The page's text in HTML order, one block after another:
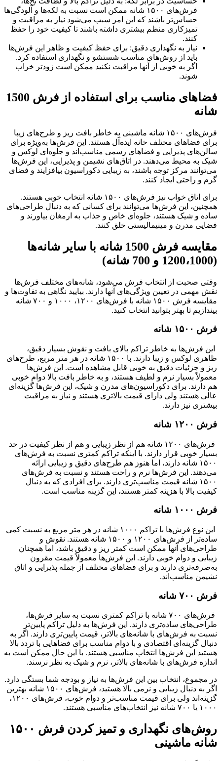
فرش‌های ۱۵۰۰ شانه ممکن است نسبت به لکه‌ها و آلودگی‌ها
حساس‌تر باشند که این امر سبب می‌شود نیاز به مراقبت و
تمیزکاری منظم بیشتری داشته باشند تا کیفیت خود را حفظ
کنند.
نیاز به نگهداری دقیق: برای حفظ کیفیت و ظاهر این فرش‌ها
باید از روش‌های مناسب شستشو و نگهداری استفاده کرد.
اگر به خوبی از آنها مراقبت نکنید ممکن است زودتر خراب
شوند.
فضاهای مناسب برای استفاده از فرش 1500
شانه
فرش‌های ۱۵۰۰ شانه ماشینی به خاطر بافت ریز و طرح‌های زیبا
برای فضاهای مختلف خانه ایده‌آل هستند. این فرش‌ها به‌ویژه برای
سالن‌های پذیرایی و فضاهای رسمی مناسب‌اند و جلوه‌ای لوکس و
شیک به محیط می‌دهند. در اتاق‌های نشیمن و پذیرایی، این فرش‌ها
می‌توانند مرکز توجه باشند، به زیبایی دکوراسیون بیافزایند و فضای
گرم و راحتی ایجاد کنند.
برای اتاق خواب نیز فرش‌های ۱۵۰۰ شانه انتخاب خوبی هستند.
همچنین، این فرش‌ها می‌توانند برای کسانی که به دنبال طراحی‌های
ساده و شیک هستند، جلوه‌ای خاص و جذاب به ارمغان بیاورند و
فضایی مدرن و مینیمالیستی خلق کنند.
مقایسه فرش 1500 شانه با سایر شانه‌ها
(1200،1000 و 700 شانه)
وقتی صحبت از انتخاب فرش می‌شود، شانه‌های مختلف فرش‌ها
نقش مهمی در تعیین ویژگی‌های آنها دارند. بیایید نگاهی به تفاوت‌ها و
مقایسه فرش ۱۵۰۰ شانه با فرش‌های ۱۲۰۰، ۱۰۰۰ و ۷۰۰ شانه
بیندازیم تا بهتر بتوانید انتخاب کنید.
فرش ۱۵۰۰ شانه
این فرش‌ها به خاطر تراکم بالای بافت و نقوش بسیار دقیق،
ظاهری لوکس و زیبا دارند. با ۱۵۰۰ شانه در هر متر مربع، طرح‌های
ریز و جزئیات دقیق به خوبی قابل مشاهده است. این فرش‌ها
معمولاً بسیار نرم و لطیف هستند، و به خاطر بافت بالا دوام خوبی
هم دارند. برای دکوراسیون‌های مدرن و شیک، این فرش‌ها گزینه‌ای
عالی هستند ولی دارای قیمت بالاتری هستند و نیاز به مراقبت
بیشتری نیز دارند.
فرش ۱۲۰۰ شانه
فرش‌های ۱۲۰۰ شانه هم از نظر زیبایی و هم از نظر کیفیت در حد
بسیار خوبی قرار دارند. با اینکه تراکم کمتری نسبت به فرش‌های
۱۵۰۰ شانه دارند، اما هنوز هم طرح‌های دقیق و زیبایی ارائه
می‌دهند. این فرش‌ها نرم و راحت هستند و نسبت به فرش‌های
۱۵۰۰ شانه قیمت مناسب‌تری دارند. برای افرادی که به دنبال
کیفیت بالا با هزینه کمتر هستند، این گزینه مناسب است.
فرش ۱۰۰۰ شانه
این نوع فرش‌ها با تراکم ۱۰۰۰ شانه در هر متر مربع به نسبت کمی
ساده‌تر از فرش‌های ۱۲۰۰ و ۱۵۰۰ شانه هستند. نقوش و
طراحی‌های آنها ممکن است کمتر ریز و دقیق باشد، اما همچنان
زیبایی و دوام خوبی دارند. این فرش‌ها معمولاً قیمت مقرون
به‌صرفه‌تری دارند و برای فضاهای مختلف از جمله پذیرایی و اتاق
نشیمن مناسب‌اند.
فرش ۷۰۰ شانه
فرش‌های ۷۰۰ شانه با تراکم کمتری نسبت به سایر فرش‌ها،
طراحی‌های ساده‌تری دارند. این فرش‌ها به دلیل تراکم پایین‌تر
نسبت به فرش‌های با شانه‌های بالاتر، قیمت پایین‌تری دارند. اگر به
دنبال گزینه‌ای اقتصادی و با دوام مناسب برای فضاهایی با تردد بالا
هستید این فرش‌ها انتخاب مناسبی هستند. با این حال ممکن است به
اندازه فرش‌های با شانه‌های بالاتر، نرم و شیک به نظر نرسند.
در مجموع، انتخاب بین این فرش‌ها به نیاز و بودجه شما بستگی دارد.
اگر به دنبال زیبایی و نرمی بالا هستید، فرش‌های ۱۵۰۰ شانه بهترین
گزینه‌اند ولی برای قیمت مناسب‌تر و دوام خوب، فرش‌های ۱۲۰۰،
۱۰۰۰ یا ۷۰۰ شانه نیز انتخاب‌های مناسبی هستند.
روش‌های نگهداری و تمیز کردن فرش ۱۵۰۰
شانه ماشینی